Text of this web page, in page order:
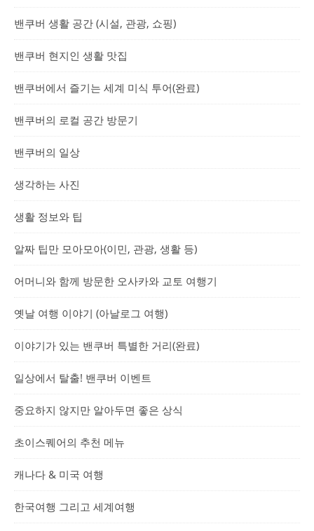
밴쿠버 생활 공간 (시설, 관광, 쇼핑)
밴쿠버 현지인 생활 맛집
밴쿠버에서 즐기는 세계 미식 투어(완료)
밴쿠버의 로컬 공간 방문기
밴쿠버의 일상
생각하는 사진
생활 정보와 팁
알짜 팁만 모아모아(이민, 관광, 생활 등)
어머니와 함께 방문한 오사카와 교토 여행기
옛날 여행 이야기 (아날로그 여행)
이야기가 있는 밴쿠버 특별한 거리(완료)
일상에서 탈출! 밴쿠버 이벤트
중요하지 않지만 알아두면 좋은 상식
초이스퀘어의 추천 메뉴
캐나다 & 미국 여행
한국여행 그리고 세계여행